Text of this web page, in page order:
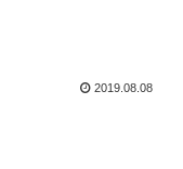
2019.08.08